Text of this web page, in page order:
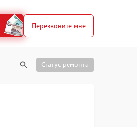
Перезвоните мне
Статус ремонта